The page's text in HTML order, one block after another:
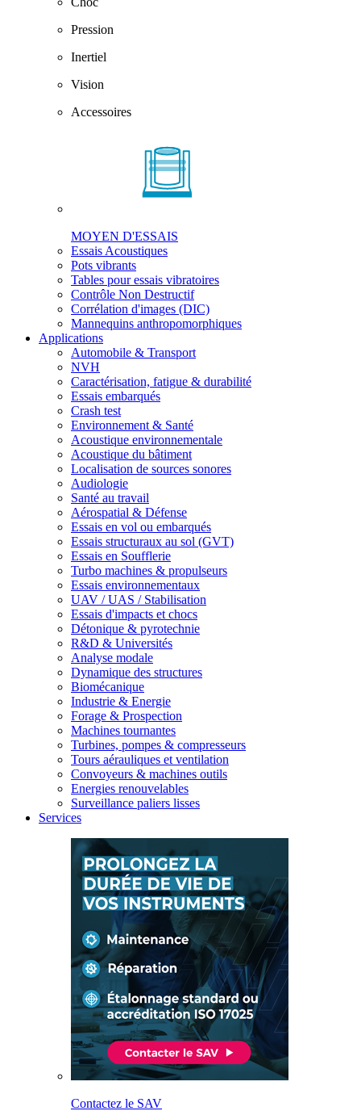
Pression
Inertiel
Vision
Accessoires
MOYEN D'ESSAIS
Essais Acoustiques
Pots vibrants
Tables pour essais vibratoires
Contrôle Non Destructif
Corrélation d'images (DIC)
Mannequins anthropomorphiques
Applications
Automobile & Transport
NVH
Caractérisation, fatigue & durabilité
Essais embarqués
Crash test
Environnement & Santé
Acoustique environnementale
Acoustique du bâtiment
Localisation de sources sonores
Audiologie
Santé au travail
Aérospatial & Défense
Essais en vol ou embarqués
Essais structuraux au sol (GVT)
Essais en Soufflerie
Turbo machines & propulseurs
Essais environnementaux
UAV / UAS / Stabilisation
Essais d'impacts et chocs
Détonique & pyrotechnie
R&D & Universités
Analyse modale
Dynamique des structures
Biomécanique
Industrie & Energie
Forage & Prospection
Machines tournantes
Turbines, pompes & compresseurs
Tours aérauliques et ventilation
Convoyeurs & machines outils
Energies renouvelables
Surveillance paliers lisses
Services
Contactez le SAV